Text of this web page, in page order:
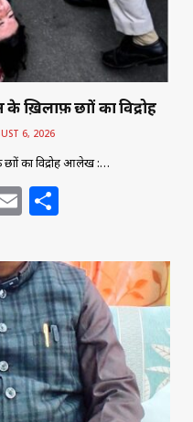
छात्रों का विद्रोह
6, 2026
का विद्रोह आलेख :…
E
ai
l
ar
e